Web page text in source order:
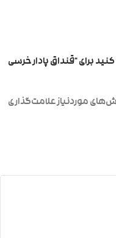
برای “قنداق پادار خرسی
موردنیاز علامت‌گذاری